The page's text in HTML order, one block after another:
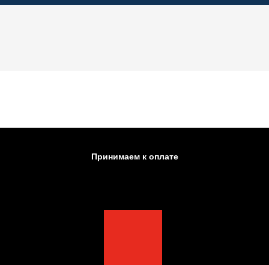
Принимаем к оплате